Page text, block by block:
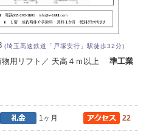
(埼玉高速鉄道「戸塚安行」駅徒歩32分)
物用リフト／ 天高４ｍ以上準工業
1ヶ月 22